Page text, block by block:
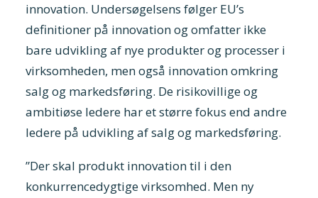
innovation. Undersøgelsens følger EU’s
definitioner på innovation og omfatter ikke
bare udvikling af nye produkter og processer i
virksomheden, men også innovation omkring
salg og markedsføring. De risikovillige og
ambitiøse ledere har et større fokus end andre
ledere på udvikling af salg og markedsføring.
”Der skal produkt innovation til i den
konkurrencedygtige virksomhed. Men ny